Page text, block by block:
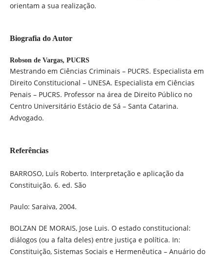
orientam a sua realização.
Biografia do Autor
Robson de Vargas, PUCRS
Mestrando em Ciências Criminais – PUCRS. Especialista em
Direito Constitucional – UNESA. Especialista em Ciências
Penais – PUCRS. Professor na área de Direito Público no
Centro Universitário Estácio de Sá – Santa Catarina.
Advogado.
Referências
BARROSO, Luís Roberto. Interpretação e aplicação da
Constituição. 6. ed. São
Paulo: Saraiva, 2004.
BOLZAN DE MORAIS, Jose Luis. O estado constitucional:
diálogos (ou a falta deles) entre justiça e política. In:
Constituição, Sistemas Sociais e Hermenêutica – Anuário do